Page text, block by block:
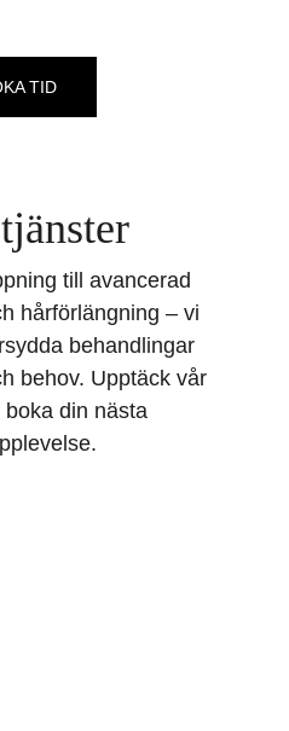
TID
till avancerad
hårförlängning – vi
behandlingar
behov. Upptäck vår
din nästa